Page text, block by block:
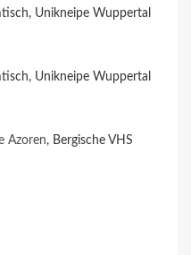
Unikneipe Wuppertal
Unikneipe Wuppertal
Azoren, Bergische VHS